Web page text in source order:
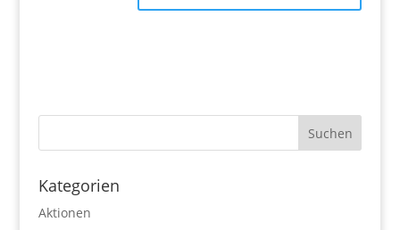
Kategorien
Aktionen